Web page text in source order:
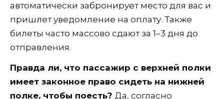
автоматически забронирует место для вас и
пришлет уведомление на оплату. Также
билеты часто массово сдают за 1–3 дня до
отправления.
Правда ли, что пассажир с верхней полки
имеет законное право сидеть на нижней
полке, чтобы поесть? Да, согласно